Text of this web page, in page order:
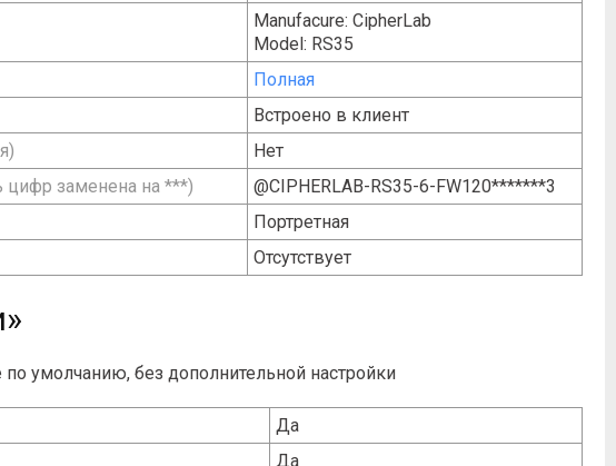
Manufacure: CipherLab
Model: RS35
Полная
Встроено в клиент
Нет
цифр заменена на ***)
@CIPHERLAB-RS35-6-FW120*******3
Портретная
Отсутствует
умолчанию, без дополнительной настройки
Да
Да